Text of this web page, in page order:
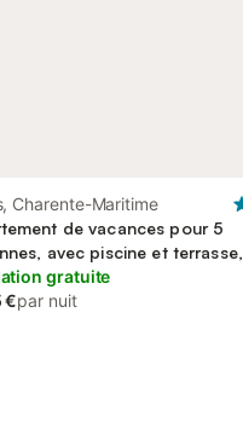
Charente-Maritime
de vacances pour 5
avec piscine et terrasse,
acceptés
gratuite
€par nuit